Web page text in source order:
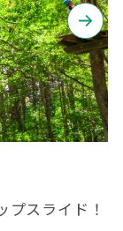
スライド！